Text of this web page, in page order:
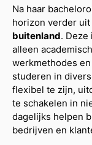
Na haar
horizon verder
buitenland. Deze
alleen
werkmethodes
studeren in
flexibel te zijn,
te schakelen in
dagelijks helpen
bedrijven en